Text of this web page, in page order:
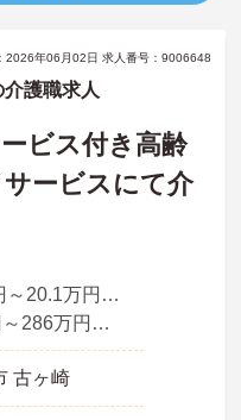
2026年06月02日 求人番号：9006648
護職求人
ビス付き高齢
ービスにて介
月収 20.1万円～20.1万円程度
年収 286万円～286万円程度
古ヶ崎